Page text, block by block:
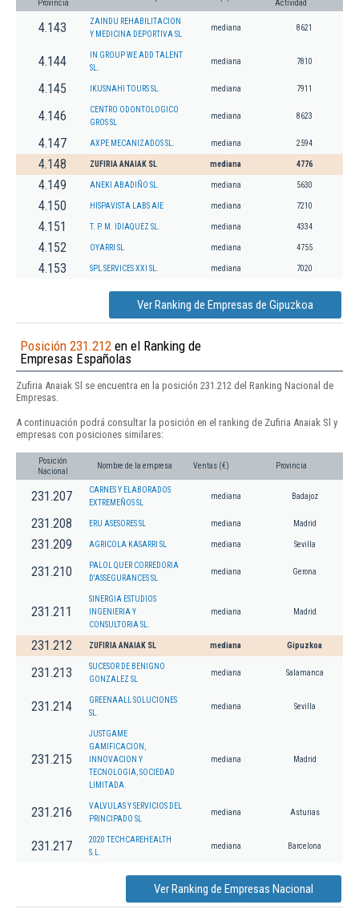
Provincia
Actividad
4.143
ZAINDU REHABILITACION
Y MEDICINA DEPORTIVA SL
mediana 8621
4.144
IN GROUP WE ADD TALENT
SL.
mediana 7810
4.145 IKUSNAHI TOURS SL. mediana 7911
4.146
CENTRO ODONTOLOGICO
GROS SL
mediana 8623
4.147 AXPE MECANIZADOS SL. mediana 2594
4.148 ZUFIRIA ANAIAK SL mediana 4776
4.149 ANEKI ABADIÑO SL. mediana 5630
4.150 HISPAVISTA LABS AIE mediana 7210
4.151 T. P. M. IDIAQUEZ SL. mediana 4334
4.152 OYARRI SL mediana 4755
4.153 SPL SERVICES XXI SL. mediana 7020
Ver Ranking de Empresas de Gipuzkoa
Posición 231.212 en el Ranking de
Empresas Españolas
Zufiria Anaiak Sl se encuentra en la posición 231.212 del Ranking Nacional de
Empresas.
A continuación podrá consultar la posición en el ranking de Zufiria Anaiak Sl y
empresas con posiciones similares:
Posición
Nacional
Nombre de la empresa Ventas (€) Provincia
231.207
CARNES Y ELABORADOS
EXTREMEÑOS SL
mediana Badajoz
231.208 ERU ASESORES SL mediana Madrid
231.209 AGRICOLA KASARRI SL mediana Sevilla
231.210
PALOL QUER CORREDORIA
D'ASSEGURANCES SL
mediana Gerona
231.211
SINERGIA ESTUDIOS
INGENIERIA Y
CONSULTORIA SL.
mediana Madrid
231.212 ZUFIRIA ANAIAK SL mediana Gipuzkoa
231.213
SUCESOR DE BENIGNO
GONZALEZ SL
mediana Salamanca
231.214
GREENAALL SOLUCIONES
SL.
mediana Sevilla
231.215
JUSTGAME
GAMIFICACION,
INNOVACION Y
TECNOLOGIA, SOCIEDAD
LIMITADA.
mediana Madrid
231.216
VALVULAS Y SERVICIOS DEL
PRINCIPADO SL
mediana Asturias
231.217
2020 TECHCAREHEALTH
S.L.
mediana Barcelona
Ver Ranking de Empresas Nacional